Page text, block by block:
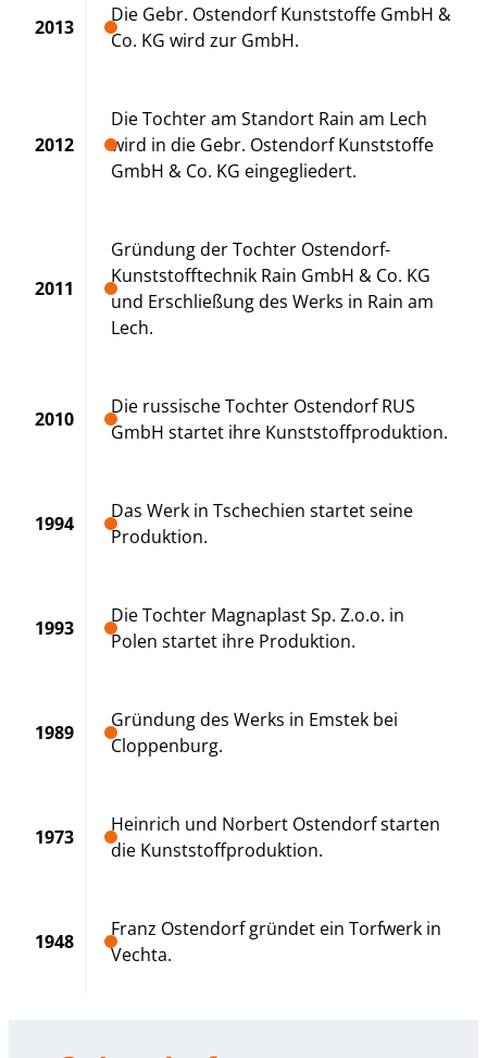
2013
Die Gebr. Ostendorf Kunststoffe GmbH &
Co. KG wird zur GmbH.
2012
Die Tochter am Standort Rain am Lech
wird in die Gebr. Ostendorf Kunststoffe
GmbH & Co. KG eingegliedert.
2011
Gründung der Tochter Ostendorf-
Kunststofftechnik Rain GmbH & Co. KG
und Erschließung des Werks in Rain am
Lech.
2010
Die russische Tochter Ostendorf RUS
GmbH startet ihre Kunststoffproduktion.
1994
Das Werk in Tschechien startet seine
Produktion.
1993
Die Tochter Magnaplast Sp. Z.o.o. in
Polen startet ihre Produktion.
1989
Gründung des Werks in Emstek bei
Cloppenburg.
1973
Heinrich und Norbert Ostendorf starten
die Kunststoffproduktion.
1948
Franz Ostendorf gründet ein Torfwerk in
Vechta.